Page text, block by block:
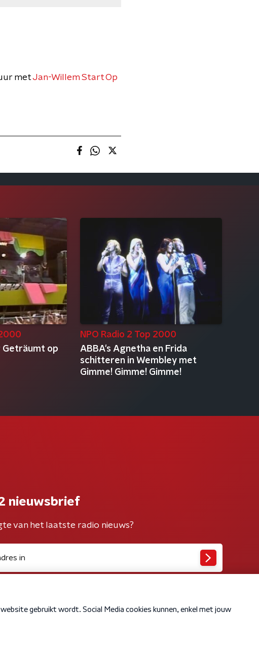
metJan-Willem Start Op
Geträumt op
NPO Radio 2 Top 2000
ABBA's Agnetha en Frida
schitteren in Wembley met
Gimme! Gimme! Gimme!
nieuwsbrief
van het laatste radio nieuws?